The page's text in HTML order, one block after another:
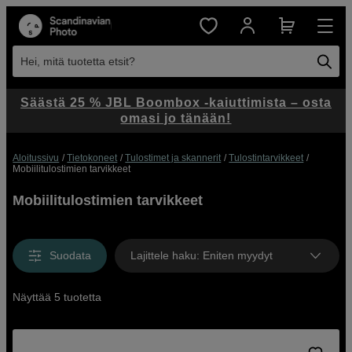
Hei, mitä tuotetta etsit?
Aloitussivu Tietokoneet Tulostimet ja skannerit
Tulostintarvikkeet
Mobiilitulostimien tarvikkeet
Mobiilitulostimien tarvikkeet
Suodata Lajittele haku: Eniten myydyt
Näyttää 5 tuotetta
Säästä 25 % JBL Boombox -kaiuttimista – osta
omasi jo tänään!